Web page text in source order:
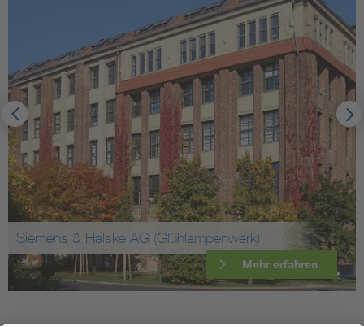
Siemens & Halske AG (Glühlampenwerk)
Mehr erfahren